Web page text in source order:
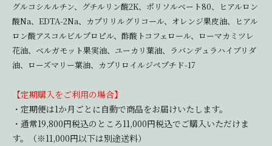
グルコシルルチン、グチルリン酸2K、ポリソルベート80、ヒアルロン
酸Na、EDTA-2Na、カプリリルグリコール、オレンジ果皮油、ヒアル
ロン酸アスコルビルプロピル、酢酸トコフェロール、ローマカミツレ
花油、ベルガモット果実油、ユーカリ葉油、ラバンデュラハイブリダ
油、ローズマリー葉油、カプリロイルジペプチド-17
【定期購入をご利用の場合】
・定期便は1か月ごとに自動で商品をお届けいたします。
・通常19,800円税込のところ11,000円税込でご購入いただけま
す。（※11,000円以下は別途送料）